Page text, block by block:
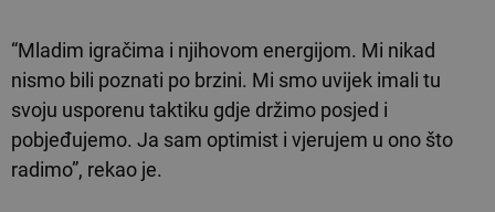
“Mladim igračima i njihovom energijom. Mi nikad
nismo bili poznati po brzini. Mi smo uvijek imali tu
svoju usporenu taktiku gdje držimo posjed i
pobjeđujemo. Ja sam optimist i vjerujem u ono što
radimo”, rekao je.